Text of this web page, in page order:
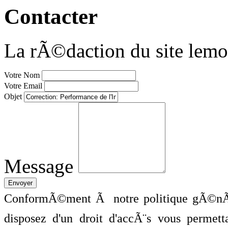
Contacter
La rÃ©daction du site
Votre Nom
Votre Email
Objet
Message
ConformÃ©ment Ã notre politique
disposez d'un droit d'accÃ¨s vous